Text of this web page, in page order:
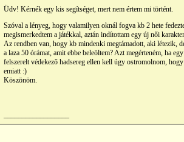
Üdv! Kérnék egy kis segítséget, mert nem értem mi történt.
Szóval a lényeg, hogy valamilyen oknál fogva kb 2 hete
megismerkedtem a játékkal, aztán indítottam egy új női
Az rendben van, hogy kb mindenki megtámadott, aki létezik,
a laza 50 órámat, amit ebbe beleöltem? Azt megérteném, ha
felszerelt védekező hadsereg ellen kell úgy ostromolnom,
emiatt :)
Köszönöm.